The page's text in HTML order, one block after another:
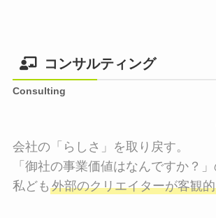
コンサルティング
Consulting
会社の「らしさ」を取り戻す。
「御社の事業価値はなんですか？
私ども 外部のクリエイターが客観